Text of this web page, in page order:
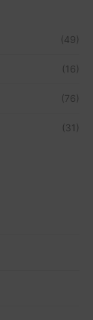
(49)
(16)
(76)
(31)